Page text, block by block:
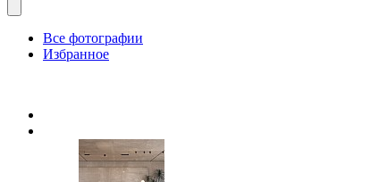
Все фотографии
Избранное